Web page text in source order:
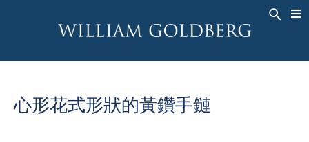
高級珠寶
男戒
ASHOKA 珠宝
戒指
歷史
ASHOKA®
心形花式形狀的黃鑽手鏈